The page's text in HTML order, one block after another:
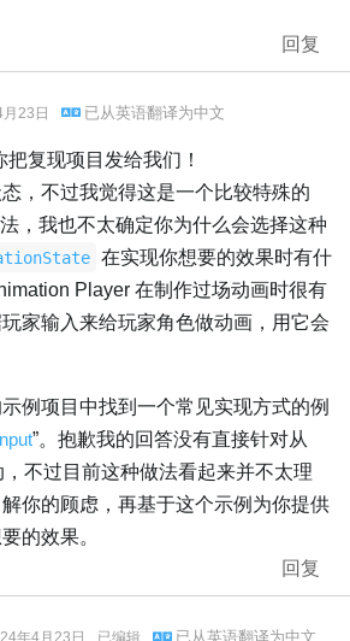
回复
23日 已从英语翻译为中文
把复现项目发给我们！
，不过我觉得这是一个比较特殊的
，我也不太确定你为什么会选择这种
在实现你想要的效果时有什
Player 在制作过场动画时很有
家输入来给玩家角色做动画，用它会
例项目中找到一个常见实现方式的例
”。抱歉我的回答没有直接针对从
不过目前这种做法看起来并不太理
你的顾虑，再基于这个示例为你提供
的效果。
回复
年4月23日 已编辑 已从英语翻译为中文